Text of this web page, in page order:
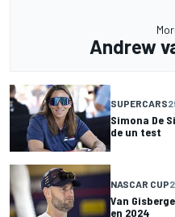
Andrew
SUPERCARS
Simona De
de un test
NASCAR CUP
Van
en 2024